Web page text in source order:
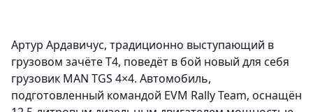
Артур Ардавичус, традиционно выступающий в
грузовом зачёте Т4, поведёт в бой новый для себя
грузовик MAN TGS 4×4. Автомобиль,
подготовленный командой EVM Rally Team, оснащён